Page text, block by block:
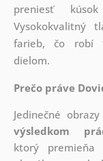
preniesť
Vysokokvalitný
farieb, čo robí
dielom.
Prečo práve
Jedinečné
výsledkom
ktorý